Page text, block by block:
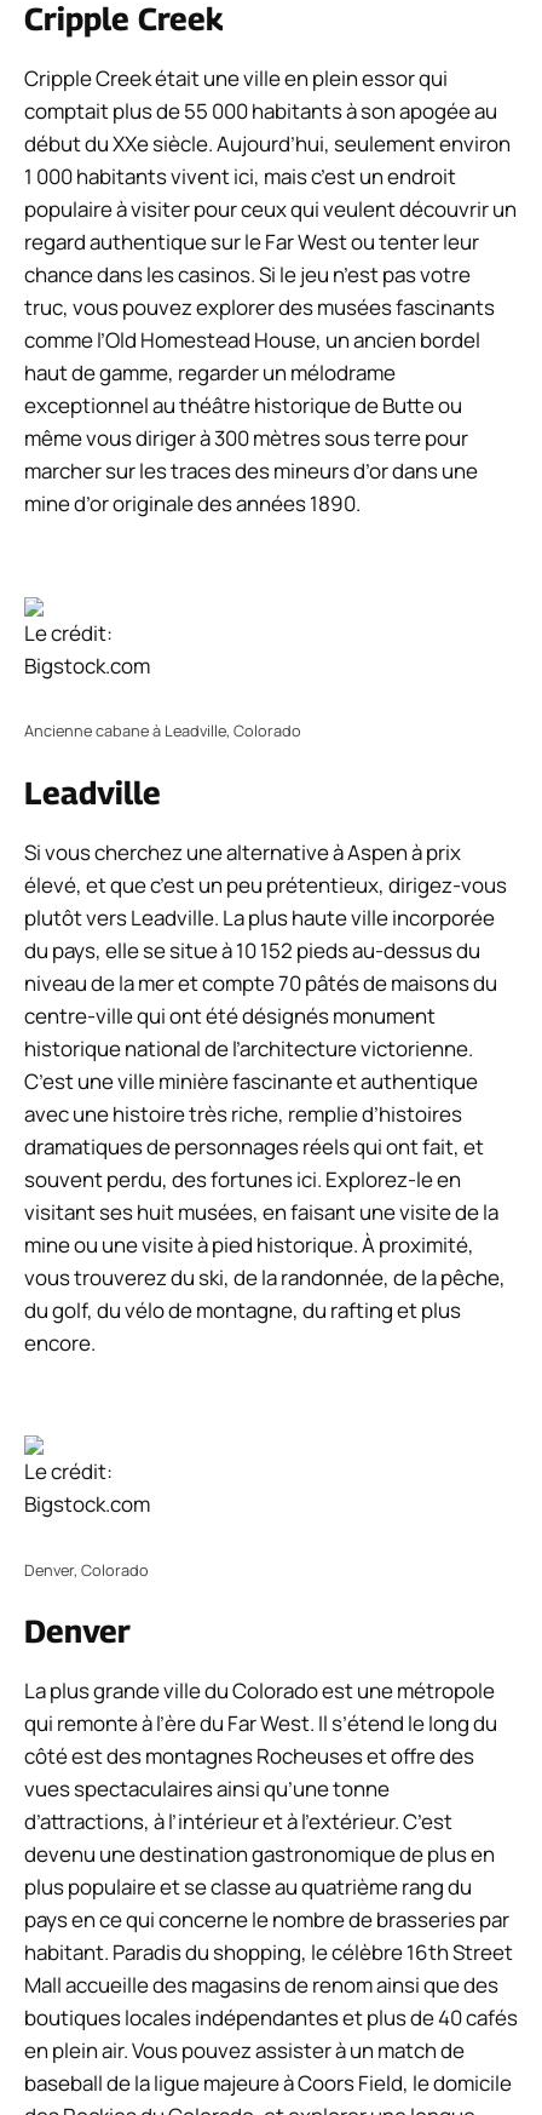
Cripple Creek
Cripple Creek était une ville en plein essor qui
comptait plus de 55 000 habitants à son apogée au
début du XXe siècle. Aujourd’hui, seulement environ
1 000 habitants vivent ici, mais c’est un endroit
populaire à visiter pour ceux qui veulent découvrir un
regard authentique sur le Far West ou tenter leur
chance dans les casinos. Si le jeu n’est pas votre
truc, vous pouvez explorer des musées fascinants
comme l’Old Homestead House, un ancien bordel
haut de gamme, regarder un mélodrame
exceptionnel au théâtre historique de Butte ou
même vous diriger à 300 mètres sous terre pour
marcher sur les traces des mineurs d’or dans une
mine d’or originale des années 1890.
Le crédit:
Bigstock.com
Ancienne cabane à Leadville, Colorado
Leadville
Si vous cherchez une alternative à Aspen à prix
élevé, et que c’est un peu prétentieux, dirigez-vous
plutôt vers Leadville. La plus haute ville incorporée
du pays, elle se situe à 10 152 pieds au-dessus du
niveau de la mer et compte 70 pâtés de maisons du
centre-ville qui ont été désignés monument
historique national de l’architecture victorienne.
C’est une ville minière fascinante et authentique
avec une histoire très riche, remplie d’histoires
dramatiques de personnages réels qui ont fait, et
souvent perdu, des fortunes ici. Explorez-le en
visitant ses huit musées, en faisant une visite de la
mine ou une visite à pied historique. À proximité,
vous trouverez du ski, de la randonnée, de la pêche,
du golf, du vélo de montagne, du rafting et plus
encore.
Le crédit:
Bigstock.com
Denver, Colorado
Denver
La plus grande ville du Colorado est une métropole
qui remonte à l’ère du Far West. Il s’étend le long du
côté est des montagnes Rocheuses et offre des
vues spectaculaires ainsi qu’une tonne
d’attractions, à l’intérieur et à l’extérieur. C’est
devenu une destination gastronomique de plus en
plus populaire et se classe au quatrième rang du
pays en ce qui concerne le nombre de brasseries par
habitant. Paradis du shopping, le célèbre 16th Street
Mall accueille des magasins de renom ainsi que des
boutiques locales indépendantes et plus de 40 cafés
en plein air. Vous pouvez assister à un match de
baseball de la ligue majeure à Coors Field, le domicile